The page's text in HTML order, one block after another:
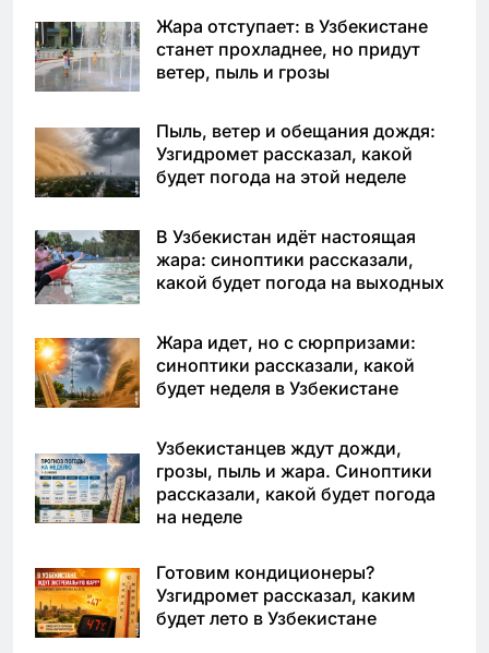
Жара отступает: в Узбекистане
станет прохладнее, но придут
ветер, пыль и грозы
Пыль, ветер и обещания дождя:
Узгидромет рассказал, какой
будет погода на этой неделе
В Узбекистан идёт настоящая
жара: синоптики рассказали,
какой будет погода на выходных
Жара идет, но с сюрпризами:
синоптики рассказали, какой
будет неделя в Узбекистане
Узбекистанцев ждут дожди,
грозы, пыль и жара. Синоптики
рассказали, какой будет погода
на неделе
Готовим кондиционеры?
Узгидромет рассказал, каким
будет лето в Узбекистане